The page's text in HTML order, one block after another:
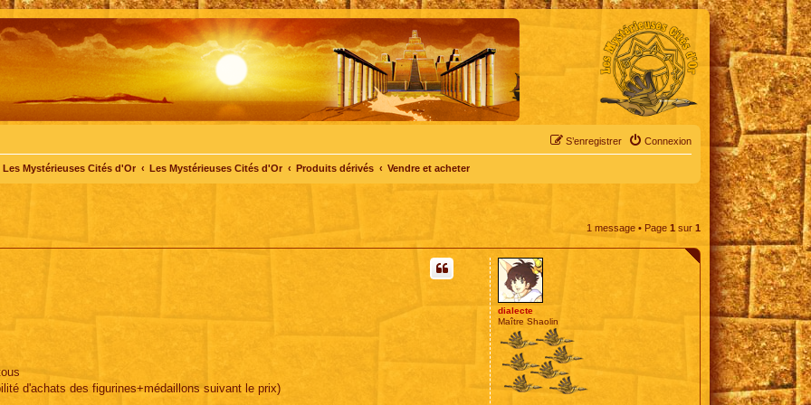
Connexion
S’enregistrer
Les Mystérieuses Cités d'Or Les Mystérieuses Cités d'Or Produits dérivés Vendre et acheter
1 message • Page 1 sur 1
dialecte
Maître Shaolin
d'achats des figurines+médaillons suivant le prix)